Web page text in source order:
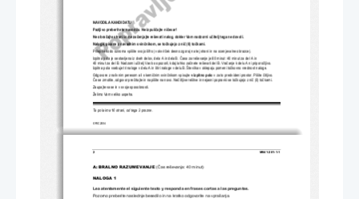
© RIC 2004
NAVODILA KANDIDATU
Pazljivo preberite ta navodila. Ne izpuščajte ničesar!
Ne obračajte strani in ne začenjajte reševati nalog, dokler Vam nadzorni učitelj tega ne dovoli.
Naloge, pisane z navadnim svinčnikom, se točkujejo z nič (0) točkami.
Prilepite kodo oziroma vpišite svojo šifro (v okvirček desno zgoraj na tej strani in na ocenjevalne obrazce).
Izpitna pola je sestavljena iz dveh delov, dela A in dela B. Časa za reševanje je 80 minut: 40 minut za del A in
40 minut za del B. Nadzorni učitelj Vas bo opozoril, kdaj lahko začnete reševati del B. Vračanje k delu A ni priporočljivo.
Izpitna pola vsebuje tri naloge v delu A in štiri naloge v delu B. Številka v oklepaju pomeni točkovno vrednost naloge.
Odgovore z nalivnim peresom ali s kemičnim svinčnikom vpisujte v izpitno polo v za to predvideni prostor. Pišite čitljivo.
Če se zmotite, odgovor prečrtajte in napišite na novo. Nečitljive rešitve in nejasni popravki se točkujejo z nič (0) točkami.
Zaupajte vase in v svoje sposobnosti.
Želimo Vam veliko uspeha.
Ta pola ima 16 strani, od tega 3 prazne.
2 M041-281-1-1
A: BRALNO RAZUMEVANJE (Čas reševanja: 40 minut)
NALOGA 1
Lea atentamente el siguiente texto y responda en frases cortas a las preguntas.
Pozorno preberite naslednje besedilo in na kratko odgovorite na vprašanja.